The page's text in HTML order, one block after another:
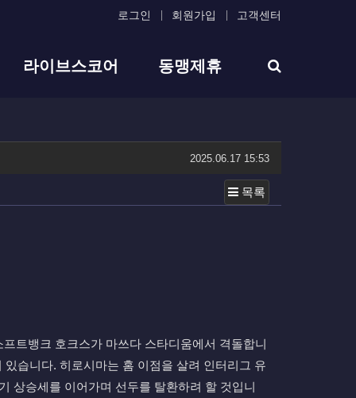
로그인 회원가입 고객센터
라이브스코어 동맹제휴
작성일
2025.06.17 15:53
목록
트뱅크 호크스가 마쓰다 스타디움에서 격돌합니
습니다. 히로시마는 홈 이점을 살려 인터리그 유
상승세를 이어가며 선두를 탈환하려 할 것입니